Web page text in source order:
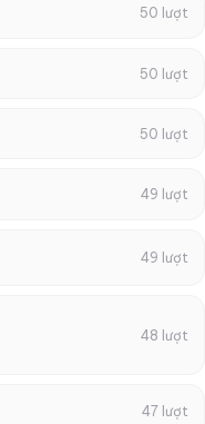
50 lượt
50 lượt
50 lượt
49 lượt
49 lượt
48 lượt
47 lượt